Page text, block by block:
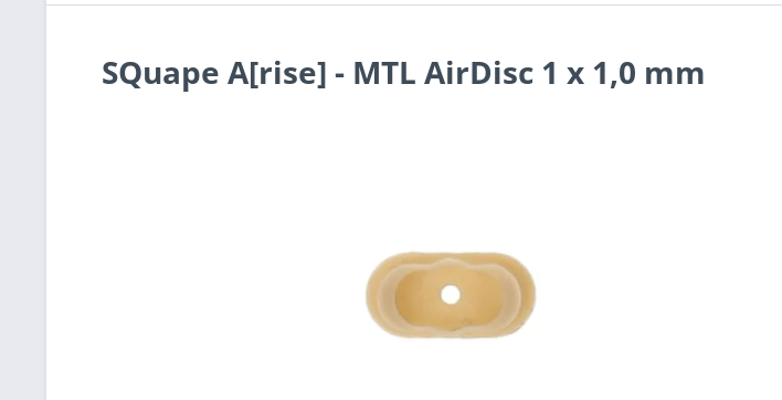
SQuape A[rise] - MTL AirDisc 1 x 1,0 mm